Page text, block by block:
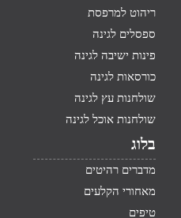
ריהוט למרפסת
ספסלים לגינה
פינות ישיבה לגינה
כורסאות לגינה
שולחנות עץ לגינה
שולחנות אוכל לגינה
בלוג
מדברים רהיטים
מאחורי הקלעים
טיפים